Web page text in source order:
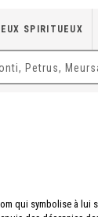
SPIRITUEUX
qui symbolise à